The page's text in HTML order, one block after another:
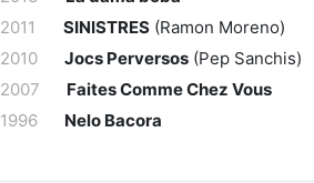
2011
SINISTRES (Ramon Moreno)
2010
Jocs Perversos (Pep Sanchis)
2007
Faites Comme Chez Vous
1996
Nelo Bacora